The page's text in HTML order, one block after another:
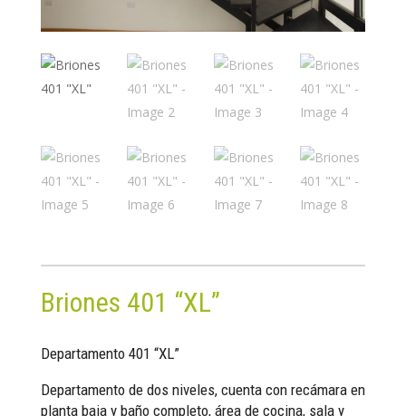
Briones 401 “XL”
Departamento 401 “XL”
Departamento de dos niveles, cuenta con recámara en
planta baja y baño completo, área de cocina, sala y